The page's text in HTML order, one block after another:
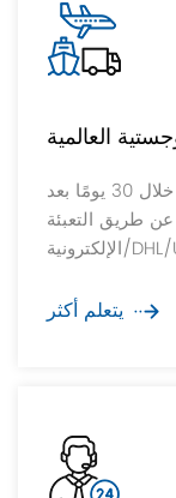
العالمية
يشحن إلى: جميع أنحاء العالم ·المنتج خلال 30 يومًا بعد
طريق التعبئة
الإلكترونية/DHL/UPS/FeDEX · جميع سفن التعبئة مع رقم
يتعلم أكثر